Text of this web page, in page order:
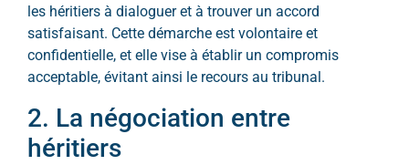
les héritiers à dialoguer et à trouver un accord
satisfaisant. Cette démarche est volontaire et
confidentielle, et elle vise à établir un compromis
acceptable, évitant ainsi le recours au tribunal.
2. La négociation entre
héritiers